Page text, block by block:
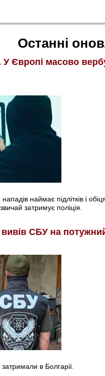
Останні
У Європі масово
наймає підлітків і
затримує поліція.
СБУ на
затримали в Болгарії.